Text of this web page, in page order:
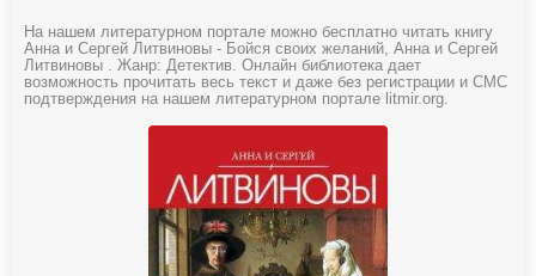
На нашем литературном портале можно бесплатно читать книгу
Анна и Сергей Литвиновы - Бойся своих желаний, Анна и Сергей
Литвиновы . Жанр: Детектив. Онлайн библиотека дает
возможность прочитать весь текст и даже без регистрации и СМС
подтверждения на нашем литературном портале litmir.org.